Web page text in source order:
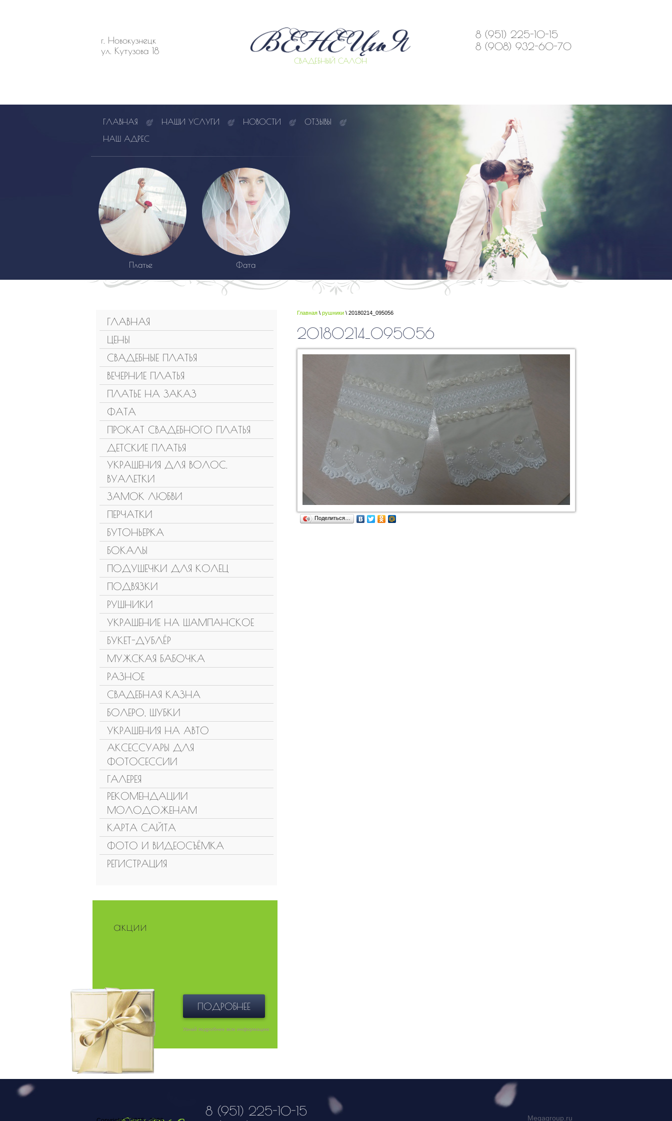
г. Новокузнецк
ул. Кутузова 18
СВАДЕБНЫЙ САЛОН
8 (951) 225-10-15
8 (908) 932-60-70
ГЛАВНАЯ НАШИ УСЛУГИ НОВОСТИ
ОТЗЫВЫ
НАШ АДРЕС
Платье Фата
ГЛАВНАЯ
ЦЕНЫ
СВАДЕБНЫЕ ПЛАТЬЯ
ВЕЧЕРНИЕ ПЛАТЬЯ
ПЛАТЬЕ НА ЗАКАЗ
ФАТА
ПРОКАТ СВАДЕБНОГО ПЛАТЬЯ
ДЕТСКИЕ ПЛАТЬЯ
УКРАШЕНИЯ ДЛЯ ВОЛОС.
ВУАЛЕТКИ
ЗАМОК ЛЮБВИ
ПЕРЧАТКИ
БУТОНЬЕРКА
БОКАЛЫ
ПОДУШЕЧКИ ДЛЯ КОЛЕЦ
ПОДВЯЗКИ
РУШНИКИ
УКРАШЕНИЕ НА ШАМПАНСКОЕ
БУКЕТ-ДУБЛЁР
МУЖСКАЯ БАБОЧКА
РАЗНОЕ
СВАДЕБНАЯ КАЗНА
БОЛЕРО, ШУБКИ
УКРАШЕНИЯ НА АВТО
АКСЕССУАРЫ ДЛЯ
ФОТОСЕССИИ
ГАЛЕРЕЯ
РЕКОМЕНДАЦИИ
МОЛОДОЖЕНАМ
КАРТА САЙТА
ФОТО И ВИДЕОСЪЁМКА
РЕГИСТРАЦИЯ
Главная \ рушники \ 20180214_095056
20180214_095056
Поделиться…
акции
ПОДРОБНЕЕ
Узнай подробнее всю информацию
8 (951) 225-10-15
Megagroup.ru